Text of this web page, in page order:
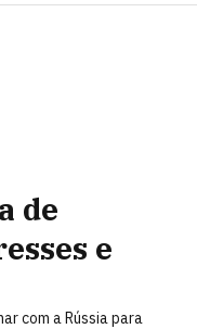
de
e
com a Rússia para